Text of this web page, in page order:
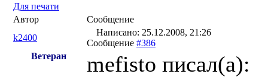
Для печати
Автор
Сообщение
k2400
Написано: 25.12.2008, 21:26
Сообщение #386
Ветеран
mefisto писал(a):